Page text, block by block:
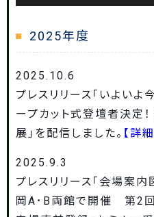
2025年度
2025.10.6
プレスリリース「いよい
ープカット式登壇者決定
展」を配信しました。 【詳
2025.9.3
プレスリリース「会場案内
岡A･B両館で開催 第2